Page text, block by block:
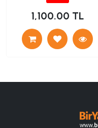
1,100.00 TL